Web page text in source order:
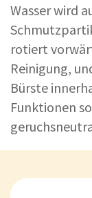
Wasser wird
rotiert
Reinigung,
Bürste
Funktionen